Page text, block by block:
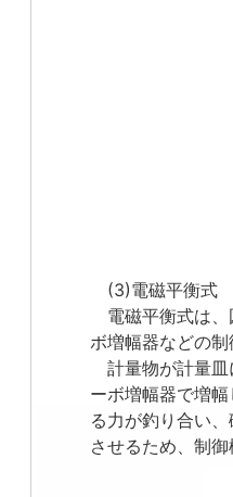
(3)電磁平衡式
電磁平衡式は、
ボ増幅器などの制
計量物が計量皿
ーボ増幅器で増
る力が釣り合い
させるため、制